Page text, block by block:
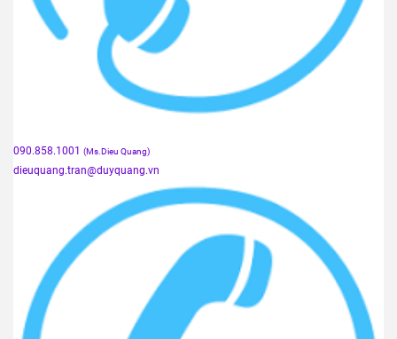
090.858.1001 (Ms.Dieu Quang)
dieuquang.tran@duyquang.vn